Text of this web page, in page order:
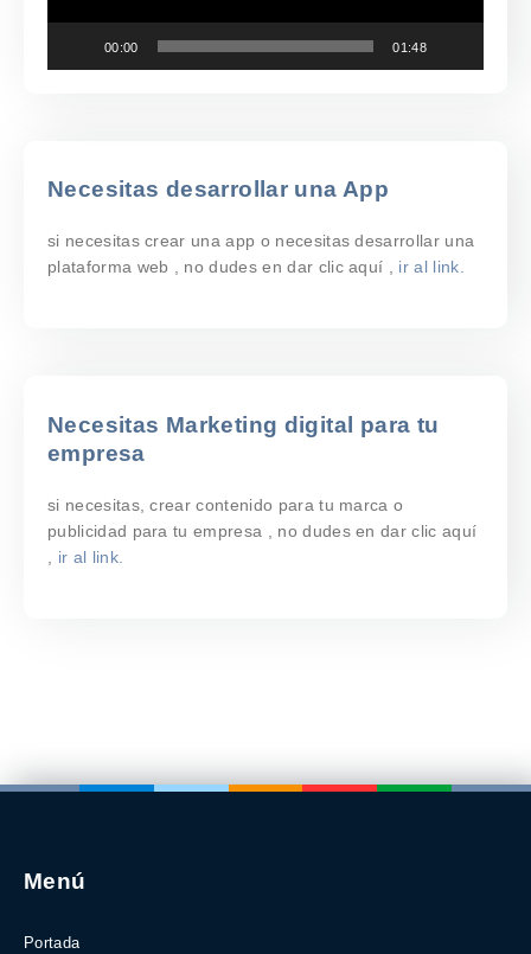
00:00 01:48
Necesitas desarrollar una App
si necesitas crear una app o necesitas desarrollar una
plataforma web , no dudes en dar clic aquí , ir al link.
Necesitas Marketing digital para tu
empresa
si necesitas, crear contenido para tu marca o
publicidad para tu empresa , no dudes en dar clic aquí
ir al link.
Menú
Portada